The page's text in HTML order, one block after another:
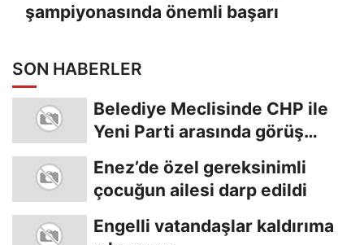
şampiyonasında önemli başarı
SON HABERLER
Belediye Meclisinde CHP ile
Yeni Parti arasında görüş
Enez’de özel gereksinimli
çocuğun ailesi darp edildi
Engelli vatandaşlar kaldırıma